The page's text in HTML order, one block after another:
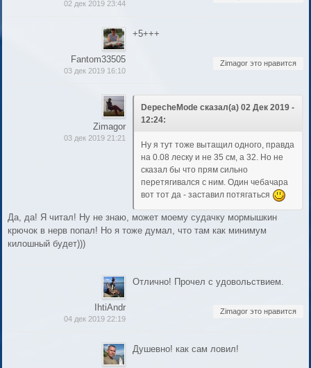
02 дек 2019 23:44
Fantom33505
03 дек 2019 16:10
+5+++
Zimagor это нравится
Zimagor
03 дек 2019 21:21
DepecheMode сказал(а) 02 Дек 2019 -
12:24:
Ну я тут тоже вытащил одного, правда
на 0.08 леску и не 35 см, а 32. Но не
сказал бы что прям сильно
перетягивался с ним. Один чебачара
вот тот да - заставил потягаться
Да, да! Я читал! Ну не знаю, может моему судачку мормышкин
крючок в нерв попал! Но я тоже думал, что там как минимум
килошный будет)))
IhtiAndr
04 дек 2019 22:19
Отлично! Прочел с удовольствием.
Zimagor это нравится
Душевно! как сам ловил!